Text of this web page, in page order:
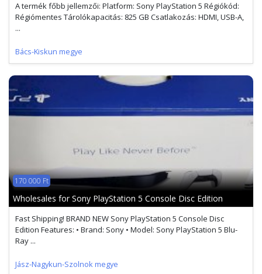
A termék főbb jellemzői: Platform: Sony PlayStation 5 Régiókód:
Régiómentes Tárolókapacitás: 825 GB Csatlakozás: HDMI, USB-A,
...
Bács-Kiskun megye
170 000 Ft
Wholesales for Sony PlayStation 5 Console Disc Edition
Fast Shipping! BRAND NEW Sony PlayStation 5 Console Disc
Edition Features: • Brand: Sony • Model: Sony PlayStation 5 Blu-
Ray ...
Jász-Nagykun-Szolnok megye